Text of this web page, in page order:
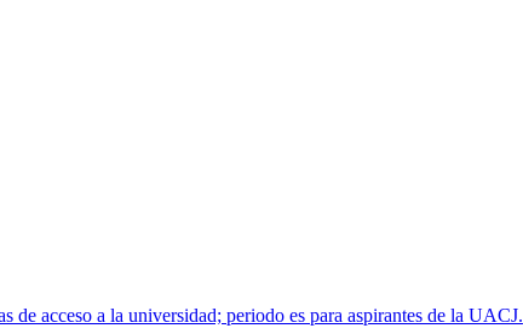
de acceso a la universidad; periodo es para aspirantes de la UACJ.